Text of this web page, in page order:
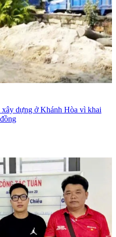
dựng ở Khánh Hòa vì khai